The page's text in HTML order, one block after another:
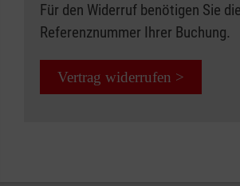
Für den Widerruf benötigen Sie die
Referenznummer Ihrer Buchung.
Vertrag widerrufen >